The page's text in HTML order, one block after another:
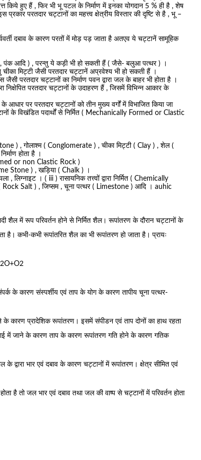
किये हुए हैं , फिर भी भू पटल के निर्माण में इनका योगदान 5 % ही है , शेष
परतदार चट्टानों का महत्त्व क्षेत्रीय विस्तार की दृष्टि से है , भू –
दबाव के कारण परतों में मोड़ पड़ जाता है अतएव ये चट्टानें सामूहिक
, पंक आदि ) , परन्तु ये कड़ी भी हो सकती हैं ( जैसे- बलुआ पत्थर ) ।
मिट्टी जैसी परतदार चट्टानें अप्रवेश्य भी हो सकती हैं ।
परतदार चट्टानों का निर्माण पवन द्वारा जल के बाहर भी होता है ।
निक्षेपित परतदार चट्टानों के उदाहरण हैं , जिसमें विभिन्न आकार के
पर परतदार चट्टानों को तीन मुख्य वर्गों में विभाजित किया जा
के विखंडित पदार्थों से निर्मित ( Mechanically Formed or Clastic
) , गोलाश्म ( Conglomerate ) , चीका मिट्टी ( Clay ) , शेल (
होता है ।
or non Clastic Rock )
Stone ) , खड़िया ( Chalk ) ।
, लिग्नाइट । ( iii ) रासायनिक तत्त्वों द्वारा निर्मित ( Chemically
Salt ) , जिप्सम , चूना पत्थर ( Limestone ) आदि । auhic
शैल में रूप परिवर्तन होने से निर्मित शैल। रूपांतरण के दौरान चट्टानों के
है। कभी-कभी रूपांतरित शैल का भी रूपांतरण हो जाता है। प्रायः
के कारण संस्पर्शीय एवं ताप के योग के कारण तापीय चूना पत्थर-
के कारण प्रादेशिक रूपांतरण। इसमें संपीडन एवं ताप दोनों का हाथ रहता
में जाने के कारण ताप के कारण रूपांतरण गति होने के कारण गतिक
के द्वारा भार एवं दबाव के कारण चट्टानों में रूपांतरण। क्षेत्र सीमित एवं
है तो जल भार एवं दबाव तथा जल की वाष्प से चट्टानों में परिवर्तन होता